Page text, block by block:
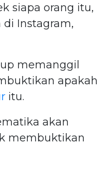
siapa orang itu,
Instagram,
memanggil
apakah
itu.
akan
membuktikan